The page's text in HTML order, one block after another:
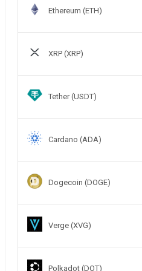
Ethereum (ETH)
XRP (XRP)
Tether (USDT)
Cardano (ADA)
Dogecoin (DOGE)
Verge (XVG)
Polkadot (DOT)